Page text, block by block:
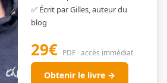
✅ Écrit par Gilles, auteur du
blog
29€ PDF · accès immédiat
Obtenir le livre →